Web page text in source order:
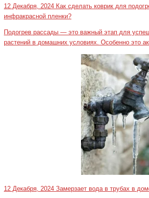
12 Декабря, 2024 Как сделать коврик для
инфракрасной пленки?
Подогрев рассады — это важный этап для
растений в домашних условиях. Особенно это
12 Декабря, 2024 Замерзает вода в трубах в